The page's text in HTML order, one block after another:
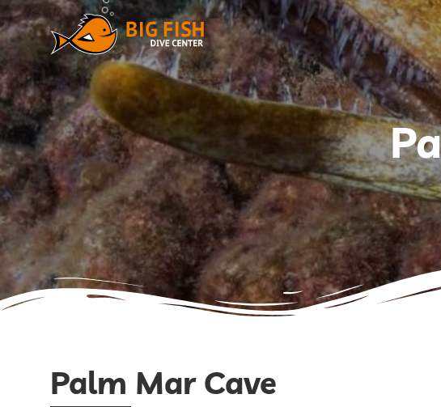
Palm Mar Cave